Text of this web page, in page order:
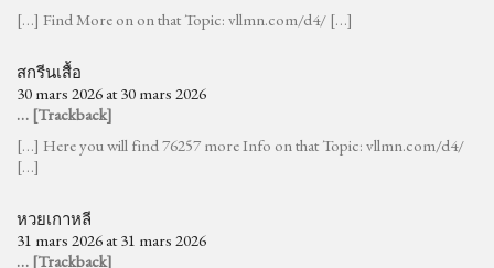
[…] Find More on on that Topic: vllmn.com/d4/ […]
สกรีนเสื้อ
30 mars 2026 at 30 mars 2026
… [Trackback]
[…] Here you will find 76257 more Info on that Topic: vllmn.com/d4/
[…]
หวยเกาหลี
31 mars 2026 at 31 mars 2026
… [Trackback]